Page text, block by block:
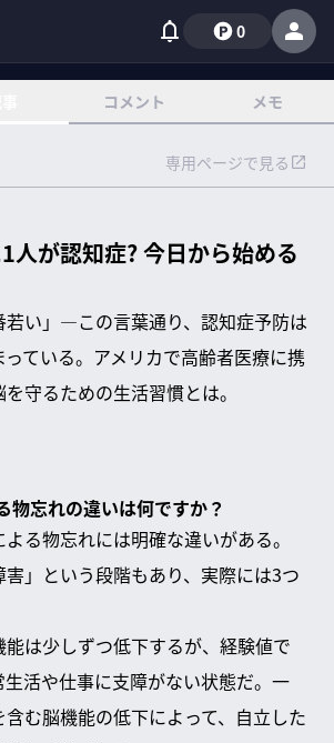
0
コメント メモ
専用ページで見る
人が認知症? 今日から始める
若い」―この言葉通り、認知症予防は
ている。アメリカで高齢者医療に携
守るための生活習慣とは。
物忘れの違いは何ですか？
る物忘れには明確な違いがある。
」という段階もあり、実際には3つ
は少しずつ低下するが、経験値で
活や仕事に支障がない状態だ。一
む脳機能の低下によって、自立した